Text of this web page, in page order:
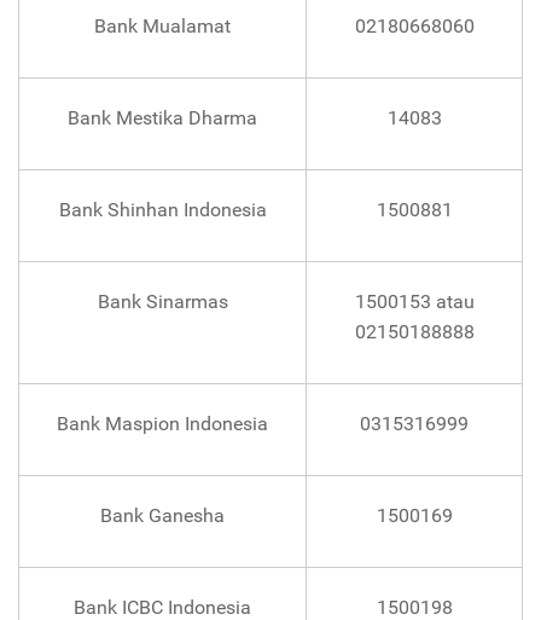
Bank Mualamat 02180668060
Bank Mestika Dharma 14083
Bank Shinhan Indonesia 1500881
Bank Sinarmas
1500153 atau
02150188888
Bank Maspion Indonesia 0315316999
Bank Ganesha 1500169
Bank ICBC Indonesia 1500198